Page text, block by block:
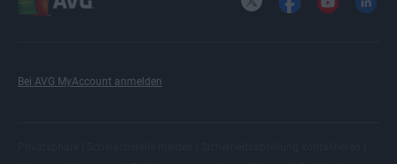
Bei AVG MyAccount anmelden